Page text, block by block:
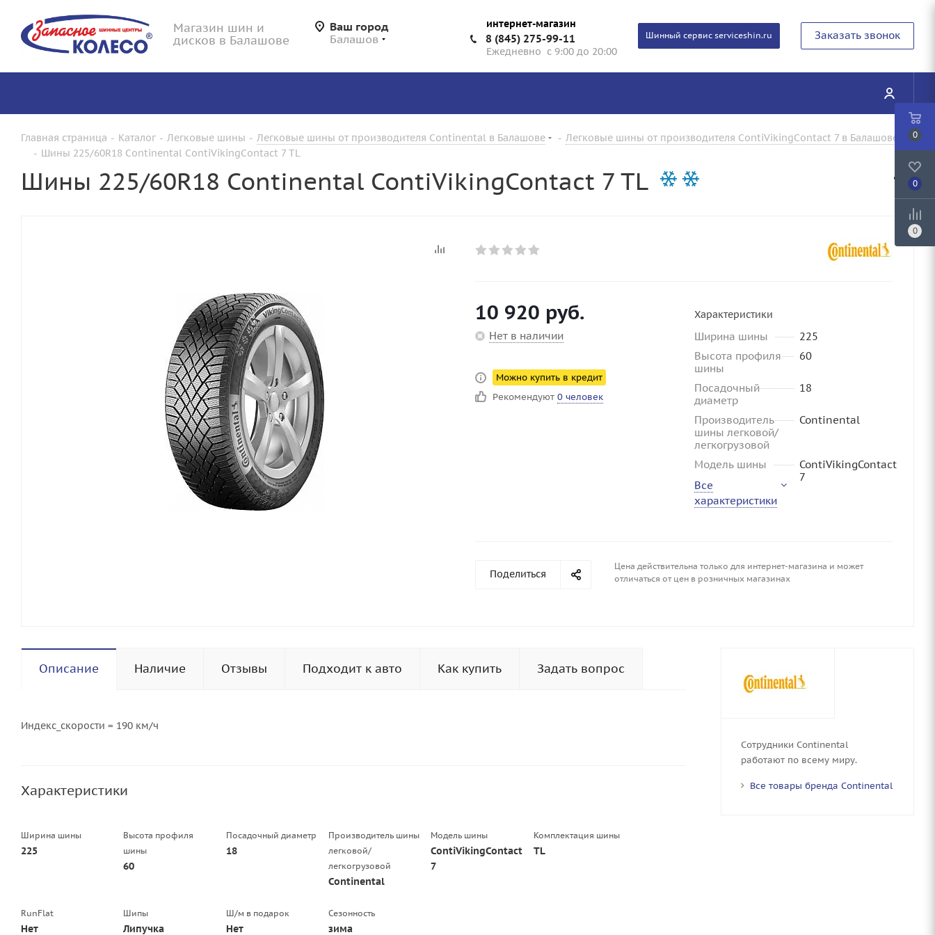
Магазин шин и
дисков в Балашове
Ваш город
Балашов
интернет-магазин
8 (845) 275-99-11
Ежедневно с 9:00 до 20:00
Шинный сервис serviceshin.ru Заказать звонок
Главная страница - Каталог - Легковые шины - Легковые шины от производителя Continental в Балашове - Легковые шины от производителя ContiVikingContact 7 в Балашове
- Шины 225/60R18 Continental ContiVikingContact 7 TL
Шины 225/60R18 Continental ContiVikingContact 7 TL
10 920 руб.
Нет в наличии
Можно купить в кредит
Рекомендуют 0 человек
Характеристики
Ширина шины
225
Высота профиля
шины
60
Посадочный
диаметр
18
Производитель
шины легковой/
легкогрузовой
Continental
Модель шины
ContiVikingContact
7
Все
характеристики
Поделиться
Цена действительна только для интернет-магазина и может
отличаться от цен в розничных магазинах
Описание Наличие Отзывы Подходит к авто Как купить Задать вопрос
Индекс_скорости = 190 км/ч
Характеристики
Ширина шины
225
Высота профиля
шины
60
Посадочный диаметр
18
Производитель шины
легковой/
легкогрузовой
Continental
Модель шины
ContiVikingContact
7
Комплектация шины
TL
RunFlat
Нет
Шипы
Липучка
Ш/м в подарок
Нет
Сезонность
зима
Сотрудники Continental
работают по всему миру.
Все товары бренда Continental
0
0
0